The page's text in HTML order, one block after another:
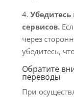
4. Убедитесь
сервисов.
через
убедитесь,
Обратите
переводы
При